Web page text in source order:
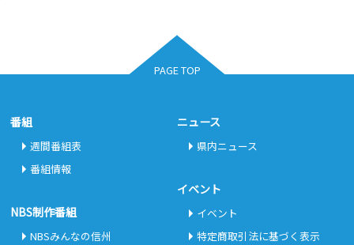
PAGE TOP
番組
週間番組表
番組情報
NBS制作番組
NBSみんなの信州
ニュース
県内ニュース
イベント
イベント
特定商取引法に基づく表示